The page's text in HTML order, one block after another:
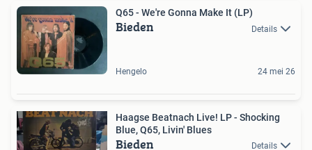
Q65 - We're Gonna Make It (LP)
Bieden Details
Hengelo 24 mei 26
Haagse Beatnach Live! LP - Shocking
Blue, Q65, Livin' Blues
Bieden Details